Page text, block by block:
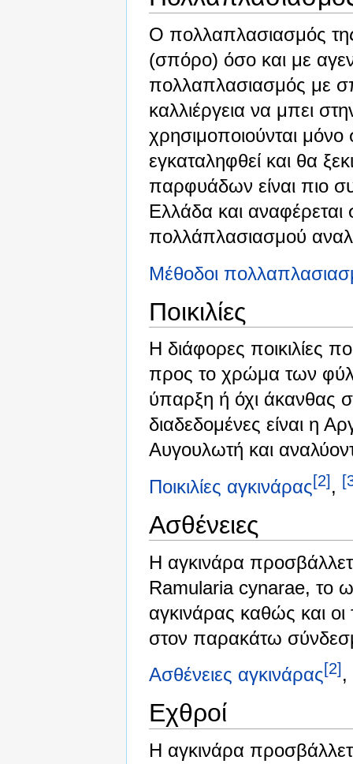
Ο πολλαπλασιασμός
(σπόρο) όσο και με
πολλαπλασιασμός με
καλλιέργεια να μπει
χρησιμοποιούνται
εγκαταληφθεί και θα
παρφυάδων είναι πιο
Ελλάδα και
πολλάπλασιασμού
Μέθοδοι
Ποικιλίες
Η διάφορες ποικιλίες
προς το χρώμα των
ύπαρξη ή όχι άκανθας
διαδεδομένες είναι η
Αυγουλωτή και
Ποικιλίες αγκινάρας[2] ,
Ασθένειες
Η αγκινάρα
Ramularia cynarae, το
αγκινάρας καθώς και
στον παρακάτω
Ασθένειες αγκινάρας[2] ,
Εχθροί
Η αγκινάρα